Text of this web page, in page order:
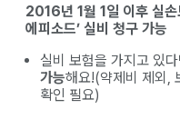
2016년 1월 1일 이후 실
에피소드’ 실비 청구 가능
실비 보험을 가지고 있다
가능해요!(약제비 제외,
확인 필요)